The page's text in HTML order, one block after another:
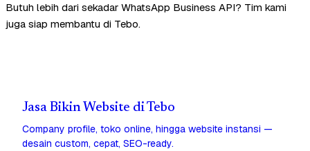
Butuh lebih dari sekadar WhatsApp Business API? Tim kami
juga siap membantu di Tebo.
Jasa Bikin Website di Tebo
Company profile, toko online, hingga website instansi —
desain custom, cepat, SEO-ready.